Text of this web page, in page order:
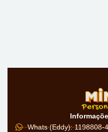
Whats (Eddy): 1198808-